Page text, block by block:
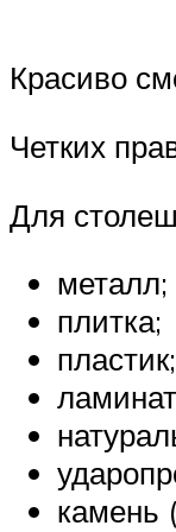
Красиво
Четких
Для
металл;
плитка;
пластик;
камень